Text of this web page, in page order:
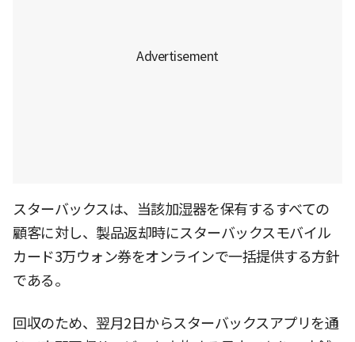
スターバックスは、当該加湿器を保有するすべての
顧客に対し、製品返却時にスターバックスモバイル
カード3万ウォン券をオンラインで一括提供する方針
である。
回収のため、翌月2日からスターバックスアプリを通